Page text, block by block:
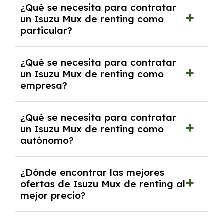
pero puede haber penalizaciones por
cancelación anticipada. Es importante revisar
las condiciones del contrato y hablar con un
experto que te asesore.
¿Qué se necesita para contratar
un Isuzu Mux de renting como
particular?
y, en algunos casos, una consulta de solvencia
crediticia y un pago inicial.
¿Qué se necesita para contratar
un Isuzu Mux de renting como
empresa?
documentación financiera y, en algunos
casos, un informe de solvencia de la empresa
y un pago inicial.
¿Qué se necesita para contratar
un Isuzu Mux de renting como
autónomo?
autónomos, justificante de ingresos y, en
algunos casos, un informe fiscal y un pago
inicial.
¿Dónde encontrar las mejores
ofertas de Isuzu Mux de renting al
mejor precio?